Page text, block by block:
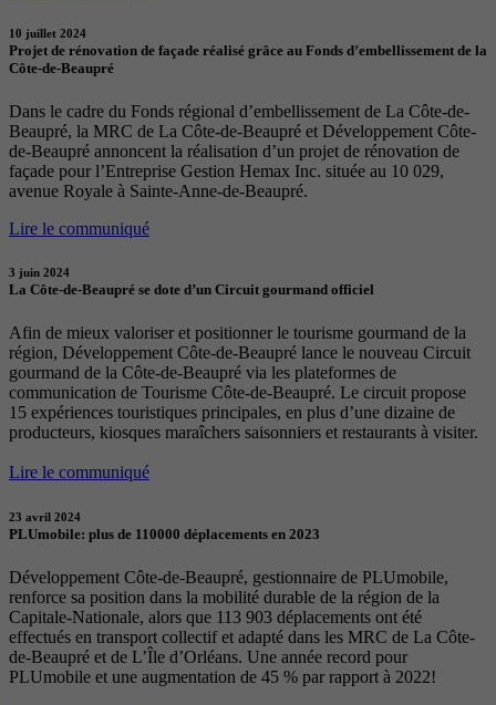
10 juillet 2024
Projet de rénovation de façade réalisé grâce au Fonds d’embellissement de la
Côte-de-Beaupré
Dans le cadre du Fonds régional d’embellissement de La Côte-de-
Beaupré, la MRC de La Côte-de-Beaupré et Développement Côte-
de-Beaupré annoncent la réalisation d’un projet de rénovation de
façade pour l’Entreprise Gestion Hemax Inc. située au 10 029,
avenue Royale à Sainte-Anne-de-Beaupré.
Lire le communiqué
3 juin 2024
La Côte-de-Beaupré se dote d’un Circuit gourmand officiel
Afin de mieux valoriser et positionner le tourisme gourmand de la
région, Développement Côte-de-Beaupré lance le nouveau Circuit
gourmand de la Côte-de-Beaupré via les plateformes de
communication de Tourisme Côte-de-Beaupré. Le circuit propose
15 expériences touristiques principales, en plus d’une dizaine de
producteurs, kiosques maraîchers saisonniers et restaurants à visiter.
Lire le communiqué
23 avril 2024
PLUmobile: plus de 110000 déplacements en 2023
Développement Côte-de-Beaupré, gestionnaire de PLUmobile,
renforce sa position dans la mobilité durable de la région de la
Capitale-Nationale, alors que 113 903 déplacements ont été
effectués en transport collectif et adapté dans les MRC de La Côte-
de-Beaupré et de L’Île d’Orléans. Une année record pour
PLUmobile et une augmentation de 45 % par rapport à 2022!